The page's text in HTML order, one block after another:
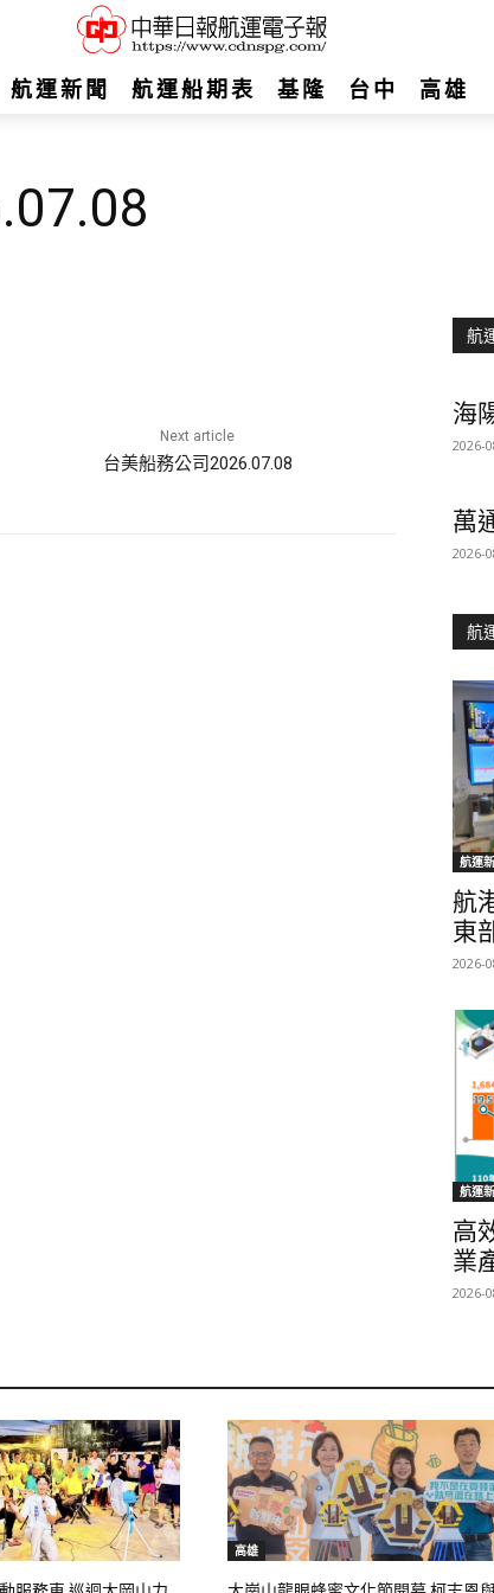
航運新聞 航運船期表 基隆 台中 高雄
Next article
台美船務公司2026.07.08
航
海
2026-
萬
2026-
航
航運
航
東
2026-
航運
高
業
2026-
高雄